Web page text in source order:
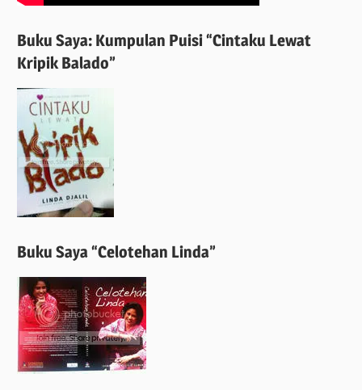
Buku Saya: Kumpulan Puisi “Cintaku Lewat
Kripik Balado”
Buku Saya “Celotehan Linda”